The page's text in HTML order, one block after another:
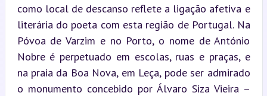
como local de descanso reflete a ligação afetiva e
literária do poeta com esta região de Portugal. Na
Póvoa de Varzim e no Porto, o nome de António
Nobre é perpetuado em escolas, ruas e praças, e
na praia da Boa Nova, em Leça, pode ser admirado
o monumento concebido por Álvaro Siza Vieira –